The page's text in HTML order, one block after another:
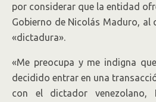
por considerar que la entidad
Gobierno de Nicolás Maduro, al
«dictadura».
«Me preocupa y me indigna
decidido entrar en una
con el dictador venezolano,